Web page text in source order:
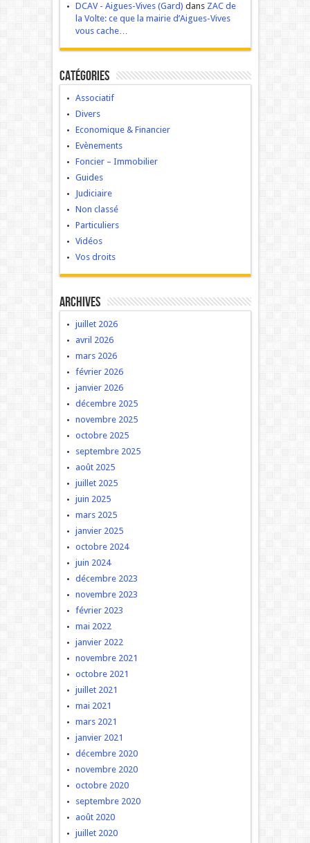
DCAV - Aigues-Vives (Gard) dans ZAC de
la Volte: ce que la mairie d’Aigues-Vives
vous cache…
Catégories
Associatif
Divers
Economique & Financier
Evènements
Foncier – Immobilier
Guides
Judiciaire
Non classé
Particuliers
Vidéos
Vos droits
Archives
juillet 2026
avril 2026
mars 2026
février 2026
janvier 2026
décembre 2025
novembre 2025
octobre 2025
septembre 2025
août 2025
juillet 2025
juin 2025
mars 2025
janvier 2025
octobre 2024
juin 2024
décembre 2023
novembre 2023
février 2023
mai 2022
janvier 2022
novembre 2021
octobre 2021
juillet 2021
mai 2021
mars 2021
janvier 2021
décembre 2020
novembre 2020
octobre 2020
septembre 2020
août 2020
juillet 2020